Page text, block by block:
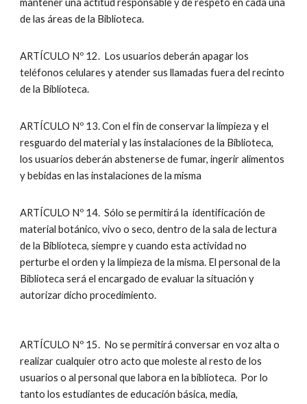
mantener una actitud responsable y de respeto en cada una
de las áreas de la Biblioteca.
ARTÍCULO Nº 12. Los usuarios deberán apagar los
teléfonos celulares y atender sus llamadas fuera del recinto
de la Biblioteca.
ARTÍCULO Nº 13. Con el fin de conservar la limpieza y el
resguardo del material y las instalaciones de la Biblioteca,
los usuarios deberán abstenerse de fumar, ingerir alimentos
y bebidas en las instalaciones de la misma
ARTÍCULO Nº 14. Sólo se permitirá la identificación de
material botánico, vivo o seco, dentro de la sala de lectura
de la Biblioteca, siempre y cuando esta actividad no
perturbe el orden y la limpieza de la misma. El personal de la
Biblioteca será el encargado de evaluar la situación y
autorizar dicho procedimiento.
ARTÍCULO Nº 15. No se permitirá conversar en voz alta o
realizar cualquier otro acto que moleste al resto de los
usuarios o al personal que labora en la biblioteca. Por lo
tanto los estudiantes de educación básica, media,